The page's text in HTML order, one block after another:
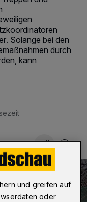
Solange bei den
durch
kann
und greifen auf
oder